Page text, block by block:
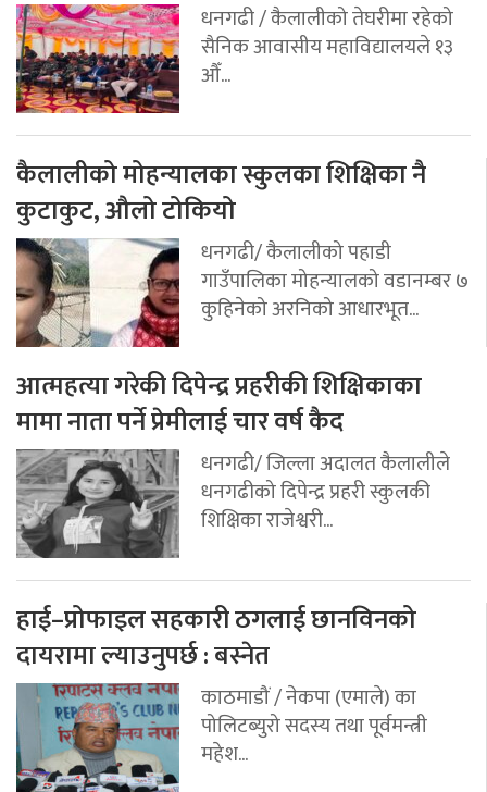
धनगढी / कैलालीको तेघरीमा रहेको
सैनिक आवासीय महाविद्यालयले १३
औँ...
कैलालीको मोहन्यालका स्कुलका शिक्षिका नै
कुटाकुट, औलो टोकियो
धनगढी/ कैलालीको पहाडी
गाउँपालिका मोहन्यालको वडानम्बर ७
कुहिनेको अरनिको आधारभूत...
आत्महत्या गरेकी दिपेन्द्र प्रहरीकी शिक्षिकाका
मामा नाता पर्ने प्रेमीलाई चार वर्ष कैद
धनगढी/ जिल्ला अदालत कैलालीले
धनगढीको दिपेन्द्र प्रहरी स्कुलकी
शिक्षिका राजेश्वरी...
हाई–प्रोफाइल सहकारी ठगलाई छानविनको
दायरामा ल्याउनुपर्छ : बस्नेत
काठमाडौं / नेकपा (एमाले) का
पोलिटब्युरो सदस्य तथा पूर्वमन्त्री
महेश...